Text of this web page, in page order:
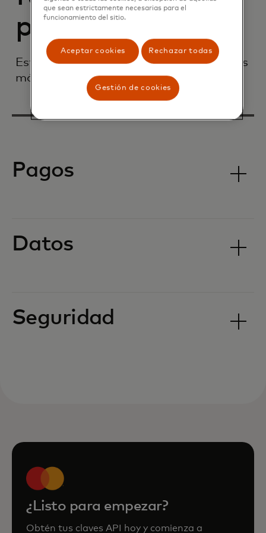
para el comercio
Estos son algunos de nuestros productos
más populares:
Pagos
Datos
Seguridad
¿Listo para empezar?
Obtén tus claves API hoy y comienza a
que sean estrictamente necesarias para el
funcionamiento del sitio.
Aceptar cookies Rechazar todas
Gestión de cookies